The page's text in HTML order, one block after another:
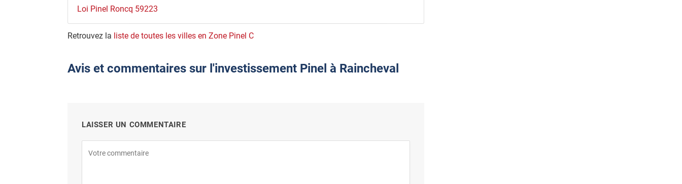
Loi Pinel Roncq 59223
Retrouvez la liste de toutes les villes en Zone Pinel C
Avis et commentaires sur l'investissement Pinel à Raincheval
LAISSER UN COMMENTAIRE